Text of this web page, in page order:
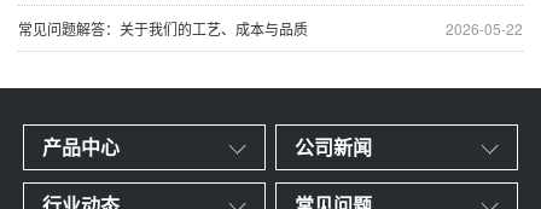
2026-05-22
常见问题解答：关于我们的工艺、成本与品质
产品中心 公司新闻